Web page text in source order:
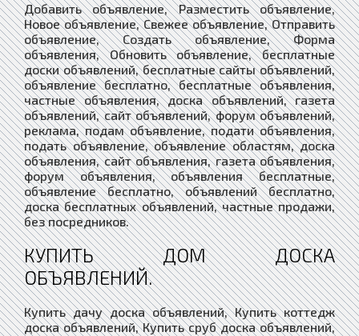
Добавить объявление, Разместить объявление,
Новое объявление, Свежее объявление, Отправить
объявление, Создать объявление, Форма
объявления, Обновить объявление, бесплатные
доски объявлений, бесплатные сайты объявлений,
объявление бесплатно, бесплатные объявления,
частные объявления, доска объявлений, газета
объявлений, сайт объявлений, форум объявлений,
реклама, подам объявление, подати объявления,
подать объявление, объявление областям, доска
объявления, сайт объявления, газета объявления,
форум объявления, объявления бесплатные,
объявление бесплатно, объявлений бесплатно,
доска бесплатных объявлений, частные продажи,
без посредников.
КУПИТЬ ДОМ ДОСКА
ОБЪЯВЛЕНИЙ.
Купить дачу доска объявлений, Купить коттедж
доска объявлений, Купить сруб доска объявлений,